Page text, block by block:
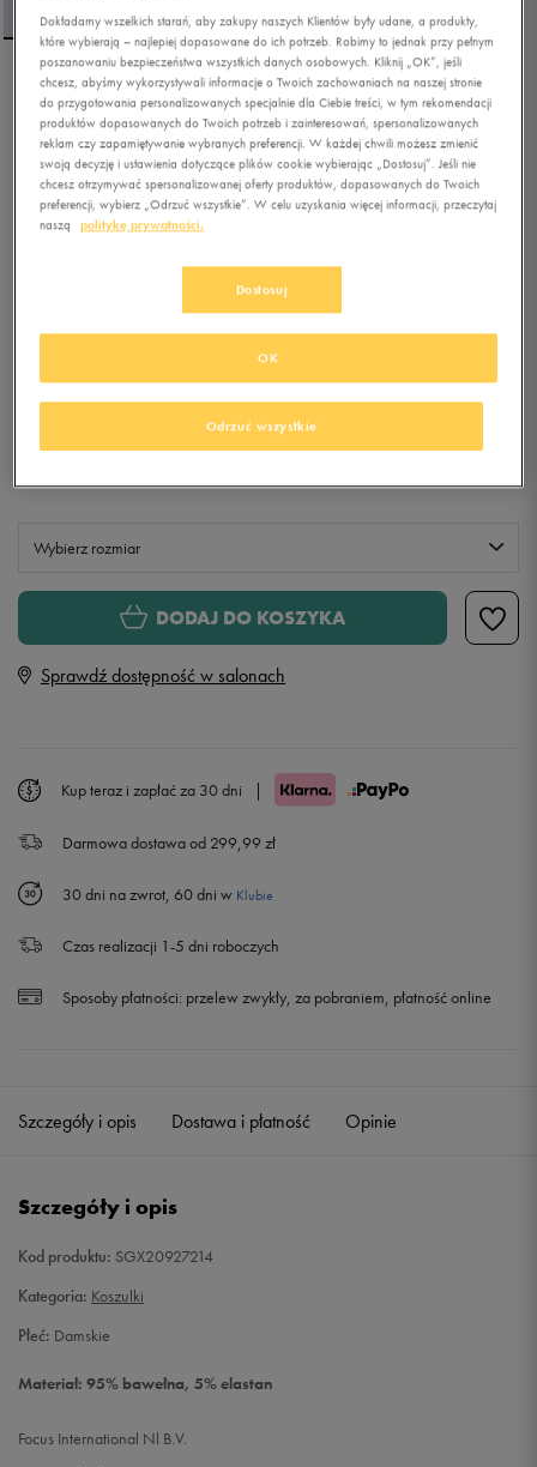
ELLESSE T-SHIRT
CHEVALIER TEE BEIGE
0.0 (0)
(cena bezpośrednio przed promocją)
-13%(najniższa cena z 30 dni przed obniżką)
48,99zł z Vat
KLUBIE 50 STYLE
Wybierz rozmiar
Rozmiary EU Rozmiary US
40
42
44
DODAJ DO KOSZYKA
Sprawdź dostępność w salonach
Kup teraz i zapłać za 30 dni |
Darmowa dostawa od 299,99 zł
30 dni na zwrot, 60 dni w Klubie
Czas realizacji 1-5 dni roboczych
Sposoby płatności: przelew zwykły, za pobraniem, płatność online
Szczegóły i opis Dostawa i płatność Opinie
Szczegóły i opis
Kod produktu: SGX20927214
Kategoria: Koszulki
Płeć: Damskie
Materiał: 95% bawełna, 5% elastan
Focus International Nl B.V.
Dokładamy wszelkich starań, aby zakupy naszych Klientów były udane, a produkty,
które wybierają – najlepiej dopasowane do ich potrzeb. Robimy to jednak przy pełnym
poszanowaniu bezpieczeństwa wszystkich danych osobowych. Kliknij „OK”, jeśli
chcesz, abyśmy wykorzystywali informacje o Twoich zachowaniach na naszej stronie
do przygotowania personalizowanych specjalnie dla Ciebie treści, w tym rekomendacji
produktów dopasowanych do Twoich potrzeb i zainteresowań, spersonalizowanych
reklam czy zapamiętywanie wybranych preferencji. W każdej chwili możesz zmienić
swoją decyzję i ustawienia dotyczące plików cookie wybierając „Dostosuj”. Jeśli nie
chcesz otrzymywać spersonalizowanej oferty produktów, dopasowanych do Twoich
preferencji, wybierz „Odrzuć wszystkie”. W celu uzyskania więcej informacji, przeczytaj
naszą
politykę prywatności.
Dostosuj
Odrzuć wszystkie
OK